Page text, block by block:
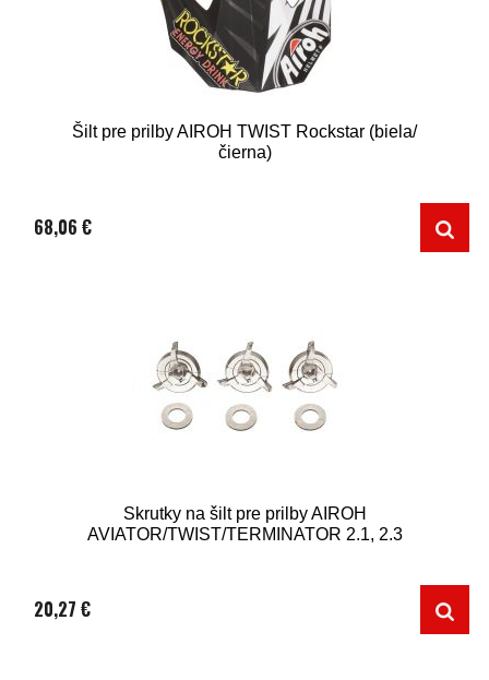
Šilt pre prilby AIROH TWIST Rockstar (biela/
čierna)
68,06 €
Skrutky na šilt pre prilby AIROH
AVIATOR/TWIST/TERMINATOR 2.1, 2.3
20,27 €